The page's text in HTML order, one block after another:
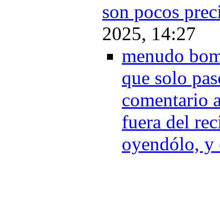
son pocos
2025, 14:27
menudo
que solo
comentario
fuera del
oyendólo, y